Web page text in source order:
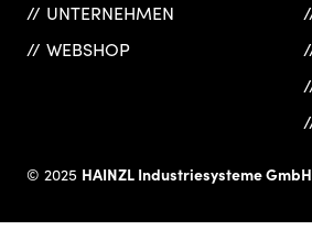
UNTERNEHMEN
WEBSHOP
© 2025 HAINZL Industriesysteme GmbH